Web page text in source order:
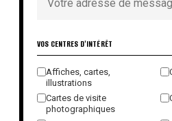
VOS CENTRES D'INTÉRÊT
Affiches, cartes,
illustrations
Cartes de visite
photographiques